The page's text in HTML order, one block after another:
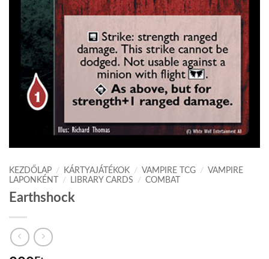
KEZDŐLAP / KÁRTYAJÁTÉKOK / VAMPIRE TCG /
VAMPIRE
LAPONKÉNT
/ LIBRARY CARDS / COMBAT
Earthshock